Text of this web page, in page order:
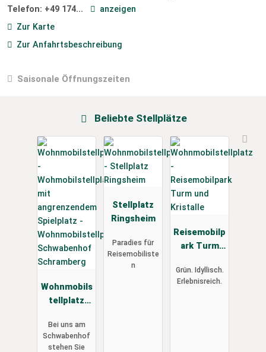
Telefon: +49 174...
anzeigen
Zur Karte
Zur Anfahrtsbeschreibung
Saisonale Öffnungszeiten
Beliebte Stellplätze
Wohnmobils
tellplatz
of
Schramberg
Bei uns am
Schwabenhof
stehen Sie
Stellplatz
Ringsheim
Paradies für
Reisemobiliste
n
Reisemobilp
ark Turm
Kristalle
Grün. Idyllisch.
Erlebnisreich.